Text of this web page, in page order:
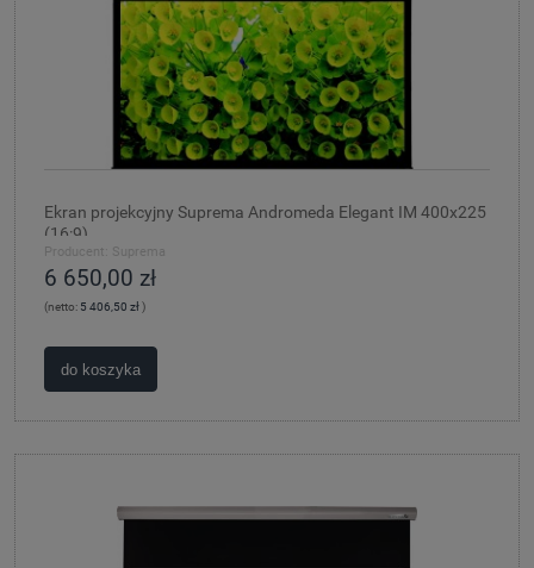
Ekran projekcyjny Suprema Andromeda Elegant IM 400x225
(16:9)
Producent: Suprema
6 650,00 zł
(netto: 5 406,50 zł)
do koszyka